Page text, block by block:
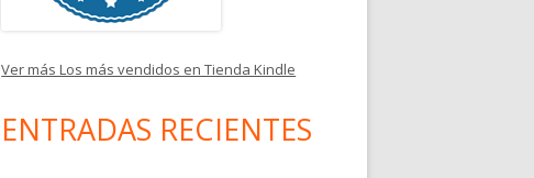
Ver más Los más vendidos en Tienda Kindle
ENTRADAS RECIENTES